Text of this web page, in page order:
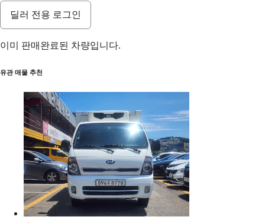
딜러 전용 로그인
이미 판매완료된 차량입니다.
유관 매물 추천